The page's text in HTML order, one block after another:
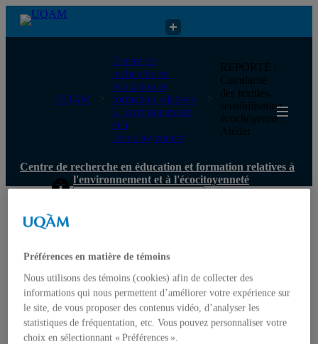
Centre de recherche en éducation et formation relatives à
l'environnement et à l'écocitoyenneté
UQAM
Centre de
recherche en
éducation et
formation relatives
à l'environnement
et à
l'écocitoyenneté
REPORTÉ |
Circularité
des textiles,
sensibilisation
écocitoyenne |
Atelier
Centre de recherche en éducation et formation relatives à
l'environnement et à l'écocitoyenneté
Accueil
Qui nous sommes
Historique
Membres
Chercheur.e.s régulier.ère.s
Chercheur.e.s associé.e.s
Chercheur.e.s émérites
Étudiant.e.s
Préférences en matière de témoins
Nous utilisons des témoins (cookies) afin de collecter des
informations qui nous permettent d’améliorer votre expérience sur
le site, de vous proposer des contenus vidéo, d’analyser les
statistiques de fréquentation, etc. Vous pouvez personnaliser votre
choix en sélectionnant « Préférences ».